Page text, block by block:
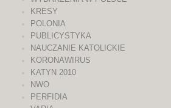
KRESY
POLONIA
PUBLICYSTYKA
NAUCZANIE KATOLICKIE
KORONAWIRUS
KATYN 2010
NWO
PERFIDIA